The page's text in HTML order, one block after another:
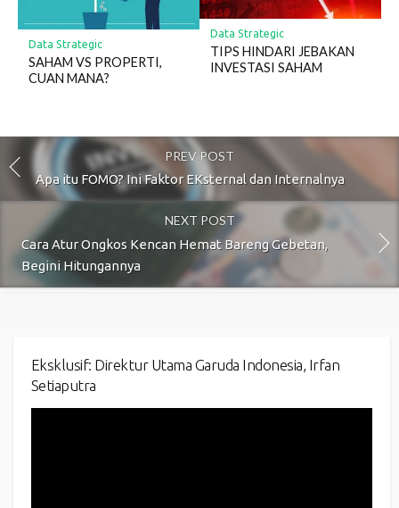
Data Strategic
SAHAM VS PROPERTI,
CUAN MANA?
Data Strategic
TIPS HINDARI JEBAKAN
INVESTASI SAHAM
PREV POST
Apa itu FOMO? Ini Faktor EKsternal dan Internalnya
NEXT POST
Cara Atur Ongkos Kencan Hemat Bareng Gebetan,
Begini Hitungannya
Eksklusif: Direktur Utama Garuda Indonesia, Irfan
Setiaputra